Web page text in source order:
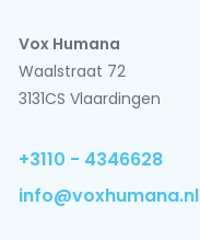
Vox Humana
Waalstraat 72
3131CS Vlaardingen
+3110 - 4346628
info@voxhumana.nl